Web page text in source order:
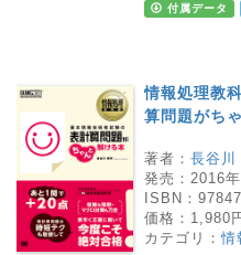
付属データ
情報処理教
算問題がち
著者： 長谷川
発売： 2016
ISBN：
価格： 1,980
カテゴリ：情